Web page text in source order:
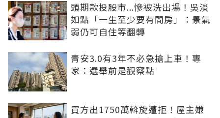
頭期款投股市...慘被洗出場！吳淡
如點「一生至少要有間房」：景氣
弱仍可自住等翻轉
青安3.0有3年不必急搶上車！專
家：選舉前是觀察點
買方出1750萬斡旋遭拒！屋主嫌